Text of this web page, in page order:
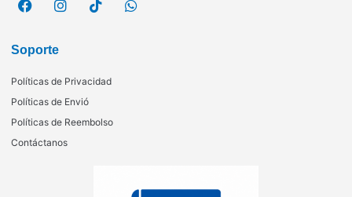
Soporte
Políticas de Privacidad
Políticas de Envió
Políticas de Reembolso
Contáctanos